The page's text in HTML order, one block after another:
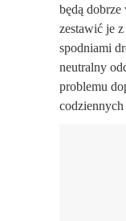
będą dobrze
zestawić je
spodniami
neutralny
problemu